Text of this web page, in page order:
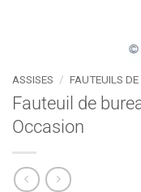
ASSISES / FAUTEUILS
Fauteuil de
Occasion